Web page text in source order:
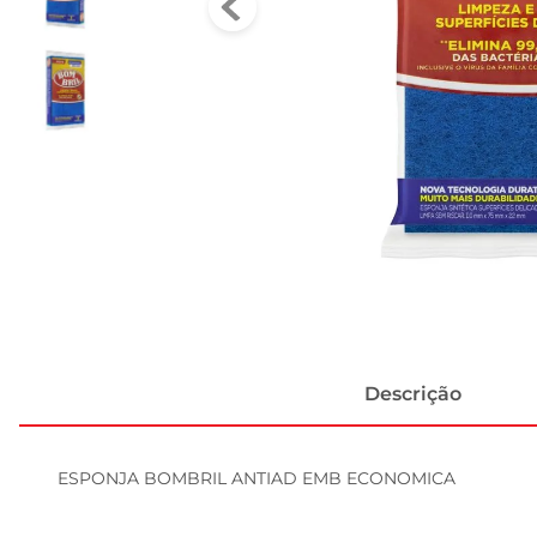
Descrição
ESPONJA BOMBRIL ANTIAD EMB ECONOMICA